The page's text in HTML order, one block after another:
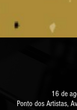
16 de
Ponto dos Artistas,